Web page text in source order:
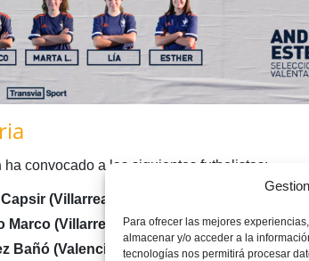
Para ofrecer las mejores
almacenar y/o acceder a la
tecnologías nos permitirá procesar
ha convocado a las siguientes futbolistas:
(Villarreal CF)
Marco (Villarreal CF)
Bañó (Valencia CF)